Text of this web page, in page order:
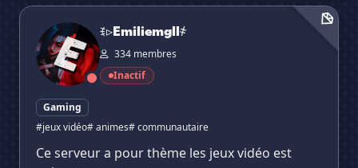
ꉂ▹Emiliemgll҂
ꉂ▹Emiliemgll҂
334 membres
Inactif
Gaming
#jeux vidéo# animes# communautaire
Ce serveur a pour thème les jeux vidéo est